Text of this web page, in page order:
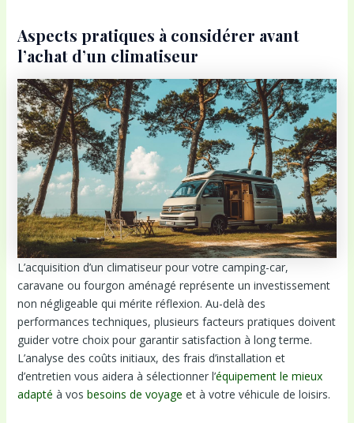
Aspects pratiques à considérer avant
l’achat d’un climatiseur
L’acquisition d’un climatiseur pour votre camping-car,
caravane ou fourgon aménagé représente un investissement
non négligeable qui mérite réflexion. Au-delà des
performances techniques, plusieurs facteurs pratiques doivent
guider votre choix pour garantir satisfaction à long terme.
L’analyse des coûts initiaux, des frais d’installation et
d’entretien vous aidera à sélectionner l’équipement le mieux
adapté à vos besoins de voyage et à votre véhicule de loisirs.